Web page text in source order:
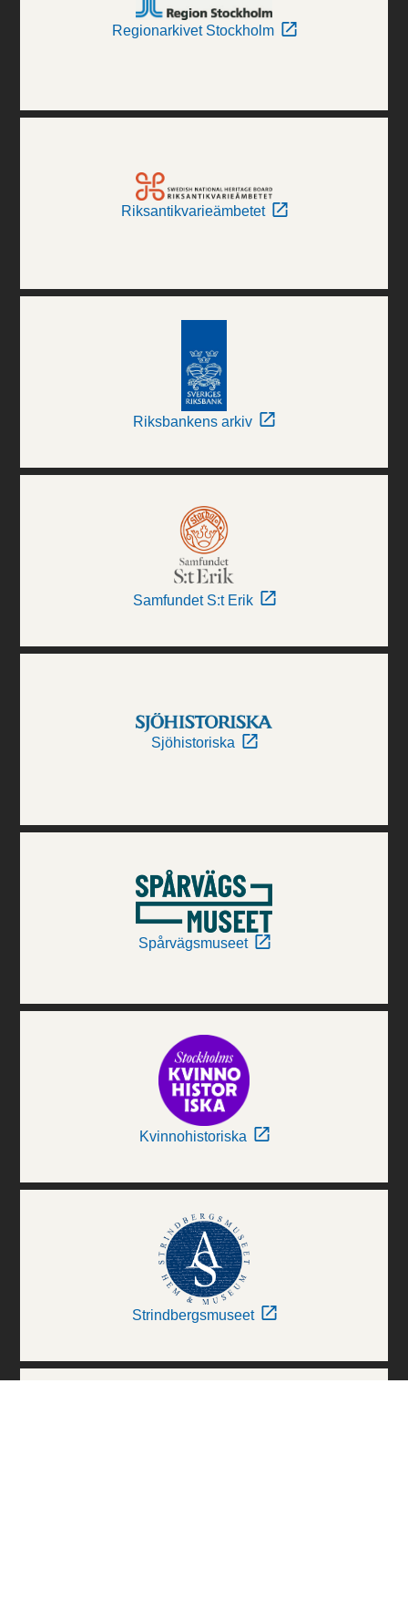
Regionarkivet Stockholm
Riksantikvarieämbetet
Riksbankens arkiv
Samfundet S:t Erik
Sjöhistoriska
Spårvägsmuseet
Kvinnohistoriska
Strindbergsmuseet